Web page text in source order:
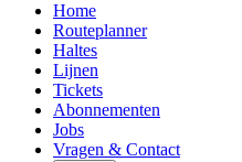
Home
Routeplanner
Haltes
Lijnen
Tickets
Abonnementen
Jobs
Vragen & Contact